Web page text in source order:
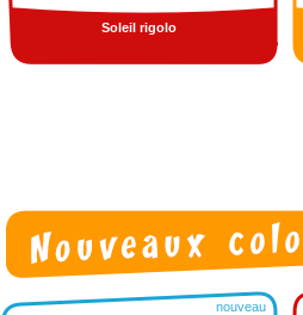
Soleil rigolo
nouveau